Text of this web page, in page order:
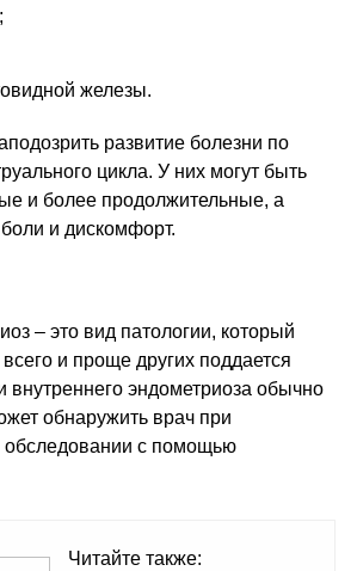
железы.
развитие болезни по
цикла. У них могут быть
и более продолжительные, а
и дискомфорт.
– это вид патологии, который
и проще других поддается
внутреннего эндометриоза обычно
обнаружить врач при
обследовании с помощью
Читайте также: